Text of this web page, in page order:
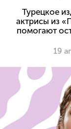
Турецкое
актрисы из
помогают
19